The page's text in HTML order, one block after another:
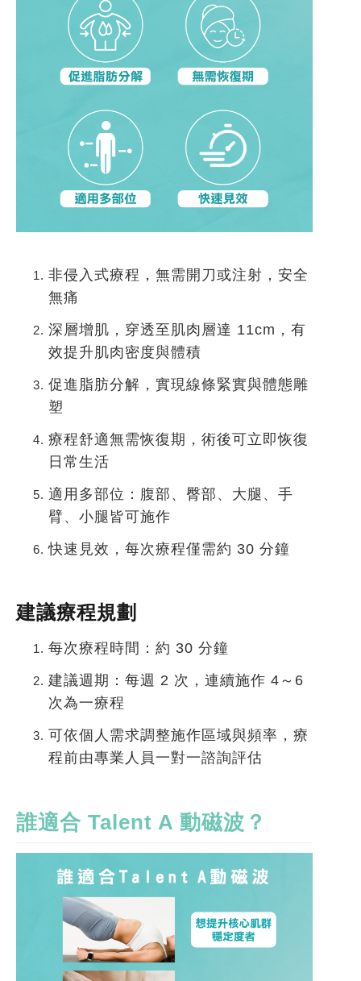
非侵入式療程 ，無需開刀或注射，安全
無痛
深層增肌 ，穿透至肌肉層達 11cm，有
效提升肌肉密度與體積
促進脂肪分解 ，實現線條緊實與體態雕
塑
療程舒適無需恢復期 ，術後可立即恢復
日常生活
適用多部位 ：腹部、臀部、大腿、手
臂、小腿皆可施作
快速見效 ，每次療程僅需約 30 分鐘
建議療程規劃
每次療程時間：約 30 分鐘
建議週期：每週 2 次，連續施作 4～6
次為一療程
可依個人需求調整施作區域與頻率，療
程前由專業人員一對一諮詢評估
誰適合 Talent A 動磁波？